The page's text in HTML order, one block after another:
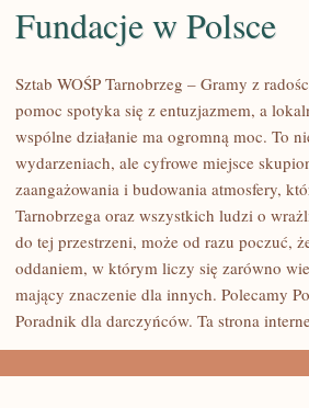
FUNDACJE
POLSCE
Fundacje w Polsce
Sztab WOŚP Tarnobrzeg – Gramy z
pomoc spotyka się z entuzjazmem, a
wspólne działanie ma ogromną moc. To
wydarzeniach, ale cyfrowe miejsce
zaangażowania i budowania atmosfery,
Tarnobrzega oraz wszystkich ludzi o
do tej przestrzeni, może od razu poczuć,
oddaniem, w którym liczy się zarówno
mający znaczenie dla innych. Polecamy
Poradnik dla darczyńców. Ta strona